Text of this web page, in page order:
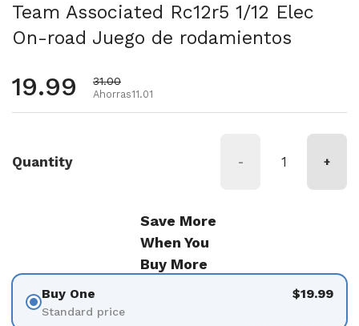
Team Associated Rc12r5 1/12 Elec
On-road Juego de rodamientos
Precio habitual
19.99 Precio de oferta
31.00
Ahorras11.01
Quantity - +
Save More
When You
Buy More
Buy One
Standard price
$19.99